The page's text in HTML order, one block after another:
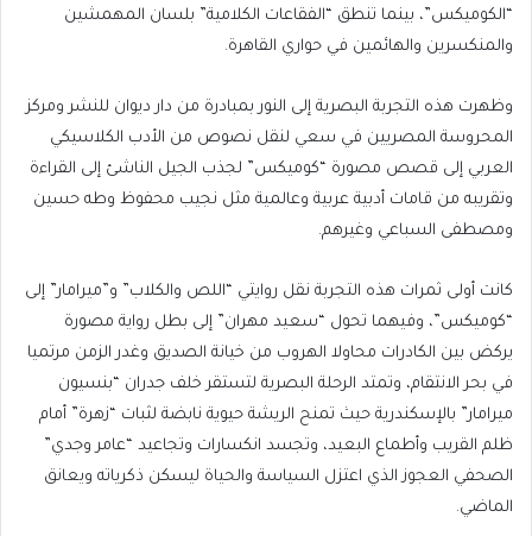
مكة)
“الكوميكس”، بينما تنطق “الفقاعات الكلامية” بلسان المهمشين
والمنكسرين والهائمين في حواري القاهرة.
وظهرت هذه التجربة البصرية إلى النور بمبادرة من دار ديوان للنشر ومركز
المحروسة المصريين في سعي لنقل نصوص من الأدب الكلاسيكي
العربي إلى قصص مصورة “كوميكس” لجذب الجيل الناشئ إلى القراءة
وتقريبه من قامات أدبية عربية وعالمية مثل نجيب محفوظ وطه حسين
ومصطفى السباعي وغيرهم.
كانت أولى ثمرات هذه التجربة نقل روايتي “اللص والكلاب” و”ميرامار” إلى
“كوميكس”، وفيهما تحول “سعيد مهران” إلى بطل رواية مصورة
يركض بين الكادرات محاولا الهروب من خيانة الصديق وغدر الزمن مرتميا
في بحر الانتقام، وتمتد الرحلة البصرية لتستقر خلف جدران “بنسيون
ميرامار” بالإسكندرية حيث تمنح الريشة حيوية نابضة لثبات “زهرة” أمام
ظلم القريب وأطماع البعيد، وتجسد انكسارات وتجاعيد “عامر وجدي”
الصحفي العجوز الذي اعتزل السياسة والحياة ليسكن ذكرياته ويعانق
الماضي.